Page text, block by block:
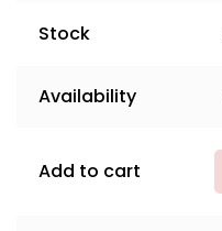
Stock
Availability
Add to cart